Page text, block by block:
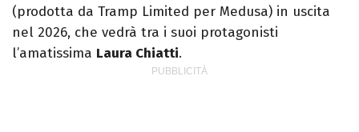
(prodotta da Tramp Limited per Medusa) in uscita
nel 2026, che vedrà tra i suoi protagonisti
l’amatissima Laura Chiatti.